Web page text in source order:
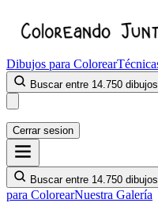
Dibujos para Colorear
Buscar entre 14.750
Cerrar sesion
Buscar entre 14.750
para ColorearNuestra Galería